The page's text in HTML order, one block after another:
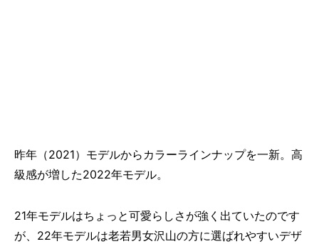
昨年（2021）モデルからカラーラインナップを一新。高
級感が増した2022年モデル。
21年モデルはちょっと可愛らしさが強く出ていたのです
が、22年モデルは老若男女沢山の方に選ばれやすいデザ